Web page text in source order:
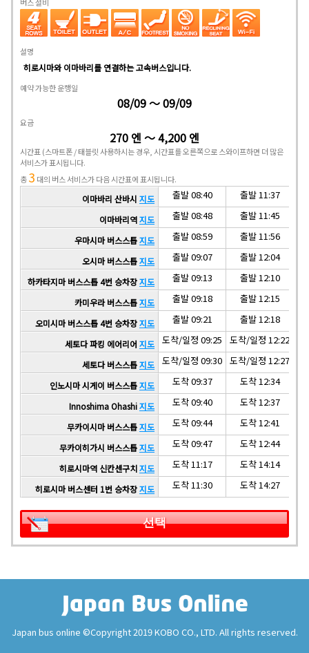
설명
히로시마와 이마바리를 연결하는 고속버스입니다.
예약 가능한 운행일
08/09 ～ 09/09
요금
270 엔 ～ 4,200 엔
시간표 (스마트폰 / 태블릿 사용하시는 경우, 시간표를 오른쪽으로 스와이프하면 더 많은
서비스가 표시됩니다.
총3 대의 버스 서비스가 다음 시간표에 표시됩니다.
이마바리 산바시 지도 출발 08:40 출발 11:37
이마바리역지도 출발 08:48 출발 11:45
우마시마 버스스톱지도 출발 08:59 출발 11:56
오시마 버스스톱지도 출발 09:07 출발 12:04
하카타지마 버스스톱 4번 승차장지도 출발 09:13 출발 12:10
카미우라 버스스톱지도 출발 09:18 출발 12:15
오미시마 버스스톱 4번 승차장지도 출발 09:21 출발 12:18
세토다 파킹 에어리어 지도 도착/일정 09:25 도착/일정 12:22
세토다 버스스톱지도 도착/일정 09:30 도착/일정 12:27
인노시마 시게이 버스스톱지도 도착 09:37 도착 12:34
Innoshima Ohashi지도 도착 09:40 도착 12:37
무카이시마 버스스톱지도 도착 09:44 도착 12:41
무카이히가시 버스스톱지도 도착 09:47 도착 12:44
히로시마역 신칸센구치지도 도착 11:17 도착 14:14
히로시마 버스센터 1번 승차장지도 도착 11:30 도착 14:27
선택
Japan bus online ©Copyright 2019 KOBO CO., LTD. All rights reserved.